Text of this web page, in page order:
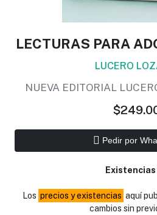
LECTURAS PARA
LUCERO
NUEVA EDITORIAL
Pedir por
Existencias
Los precios y existencias aquí
cambios sin